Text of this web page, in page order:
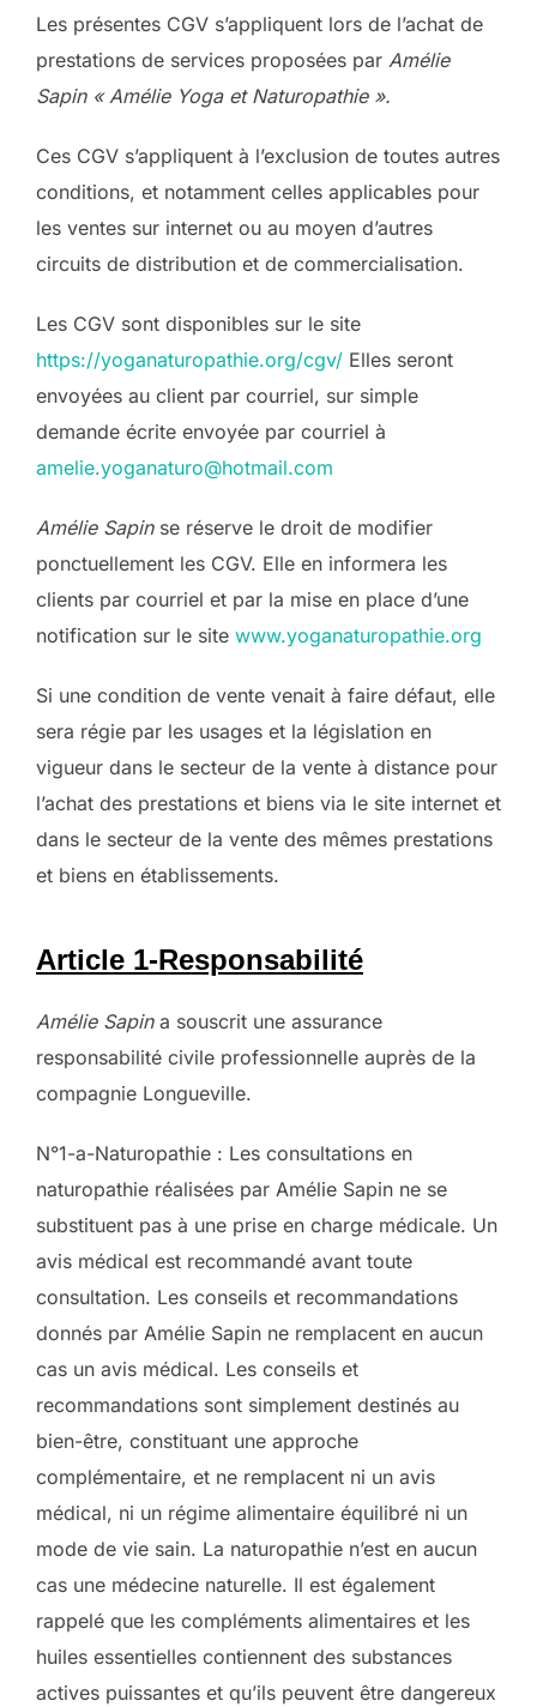
Les présentes CGV s’appliquent lors de l’achat de
prestations de services proposées par Amélie
Sapin « Amélie Yoga et Naturopathie ».
Ces CGV s’appliquent à l’exclusion de toutes autres
conditions, et notamment celles applicables pour
les ventes sur internet ou au moyen d’autres
circuits de distribution et de commercialisation.
Les CGV sont disponibles sur le site
https://yoganaturopathie.org/cgv/ Elles seront
envoyées au client par courriel, sur simple
demande écrite envoyée par courriel à
amelie.yoganaturo@hotmail.com
Amélie Sapin se réserve le droit de modifier
ponctuellement les CGV. Elle en informera les
clients par courriel et par la mise en place d’une
notification sur le site www.yoganaturopathie.org
Si une condition de vente venait à faire défaut, elle
sera régie par les usages et la législation en
vigueur dans le secteur de la vente à distance pour
l’achat des prestations et biens via le site internet et
dans le secteur de la vente des mêmes prestations
et biens en établissements.
Article 1-Responsabilité
Amélie Sapin a souscrit une assurance
responsabilité civile professionnelle auprès de la
compagnie Longueville.
N°1-a-Naturopathie : Les consultations en
naturopathie réalisées par Amélie Sapin ne se
substituent pas à une prise en charge médicale. Un
avis médical est recommandé avant toute
consultation. Les conseils et recommandations
donnés par Amélie Sapin ne remplacent en aucun
cas un avis médical. Les conseils et
recommandations sont simplement destinés au
bien-être, constituant une approche
complémentaire, et ne remplacent ni un avis
médical, ni un régime alimentaire équilibré ni un
mode de vie sain. La naturopathie n’est en aucun
cas une médecine naturelle. Il est également
rappelé que les compléments alimentaires et les
huiles essentielles contiennent des substances
actives puissantes et qu’ils peuvent être dangereux